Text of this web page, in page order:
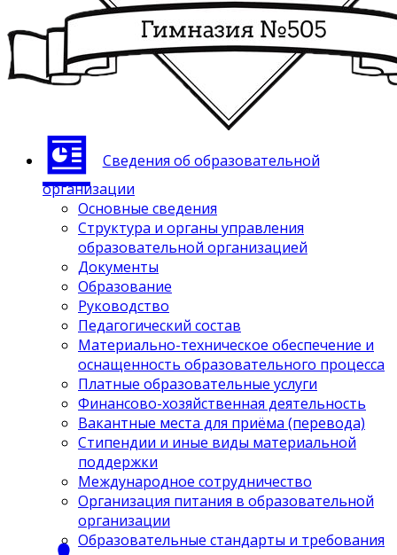
Сведения об образовательной
организации
Основные сведения
Структура и органы управления
образовательной организацией
Документы
Образование
Руководство
Педагогический состав
Материально-техническое обеспечение и
оснащенность образовательного процесса
Платные образовательные услуги
Финансово-хозяйственная деятельность
Вакантные места для приёма (перевода)
Стипендии и иные виды материальной
поддержки
Международное сотрудничество
Организация питания в образовательной
организации
Образовательные стандарты и требования